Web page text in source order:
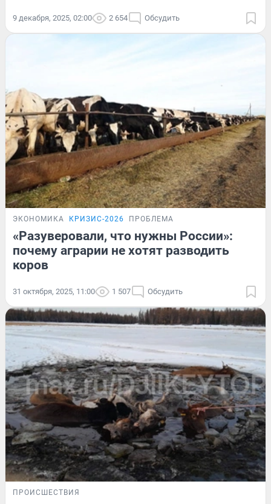
9 декабря, 2025, 02:00 2 654 Обсудить
ЭКОНОМИКА КРИЗИС-2026 ПРОБЛЕМА
«Разуверовали, что нужны России»:
почему аграрии не хотят разводить
коров
31 октября, 2025, 11:00 1 507 Обсудить
ПРОИСШЕСТВИЯ